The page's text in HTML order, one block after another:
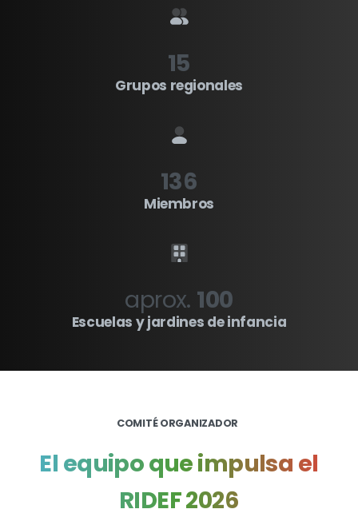
15
Grupos regionales
136
Miembros
aprox. 100
Escuelas y jardines de infancia
COMITÉ ORGANIZADOR
El equipoqueimpulsa el
RIDEF2026